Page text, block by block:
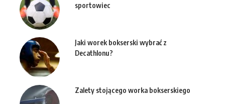
sportowiec
Jaki worek bokserski wybrać z
Decathlonu?
Zalety stojącego worka bokserskiego